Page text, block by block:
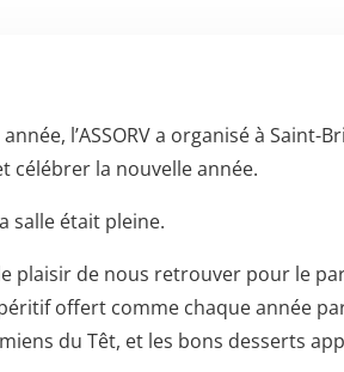
l’ASSORV a organisé à Saint-
célébrer la nouvelle année.
salle était pleine.
plaisir de nous retrouver pour le
offert comme chaque année
du Têt, et les bons desserts